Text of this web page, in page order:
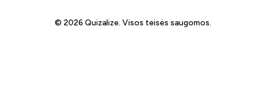
© 2026 Quizalize. Visos teisės saugomos.